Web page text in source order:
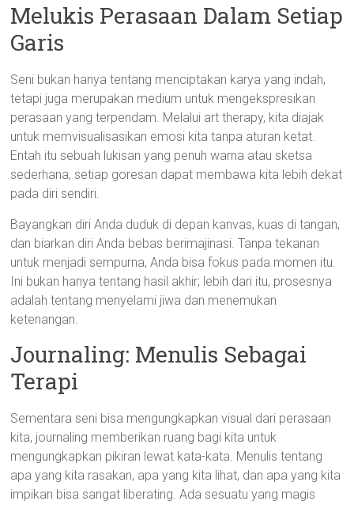
Melukis Perasaan Dalam Setiap
Garis
Seni bukan hanya tentang menciptakan karya yang indah,
tetapi juga merupakan medium untuk mengekspresikan
perasaan yang terpendam. Melalui art therapy, kita diajak
untuk memvisualisasikan emosi kita tanpa aturan ketat.
Entah itu sebuah lukisan yang penuh warna atau sketsa
sederhana, setiap goresan dapat membawa kita lebih dekat
pada diri sendiri.
Bayangkan diri Anda duduk di depan kanvas, kuas di tangan,
dan biarkan diri Anda bebas berimajinasi. Tanpa tekanan
untuk menjadi sempurna, Anda bisa fokus pada momen itu.
Ini bukan hanya tentang hasil akhir; lebih dari itu, prosesnya
adalah tentang menyelami jiwa dan menemukan
ketenangan.
Journaling: Menulis Sebagai
Terapi
Sementara seni bisa mengungkapkan visual dari perasaan
kita, journaling memberikan ruang bagi kita untuk
mengungkapkan pikiran lewat kata-kata. Menulis tentang
apa yang kita rasakan, apa yang kita lihat, dan apa yang kita
impikan bisa sangat liberating. Ada sesuatu yang magis